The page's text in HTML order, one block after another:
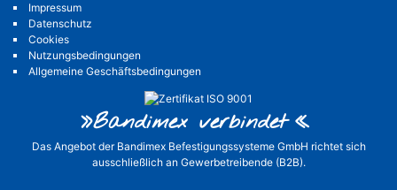
Impressum
Datenschutz
Cookies
Nutzungsbedingungen
Allgemeine Geschäftsbedingungen
»Bandimex verbindet«
Das Angebot der Bandimex Befestigungssysteme GmbH richtet sich
ausschließlich an Gewerbetreibende (B2B).